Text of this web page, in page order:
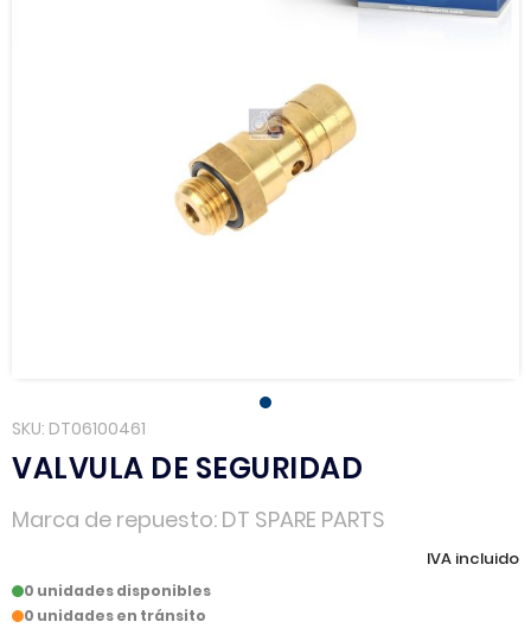
SKU DT06100461
VALVULA DE SEGURIDAD
Marca de repuesto DT SPARE PARTS
IVA incluido
0 unidades disponibles
0 unidades en tránsito